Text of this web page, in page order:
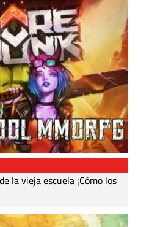
la vieja escuela ¡Cómo los